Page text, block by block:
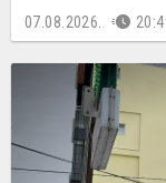
07.08.2026.